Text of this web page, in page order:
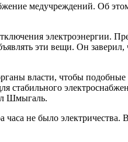
медучреждений. Об
электроэнергии.
эти вещи. Он
власти, чтобы
стабильного
Шмыгаль.
не было